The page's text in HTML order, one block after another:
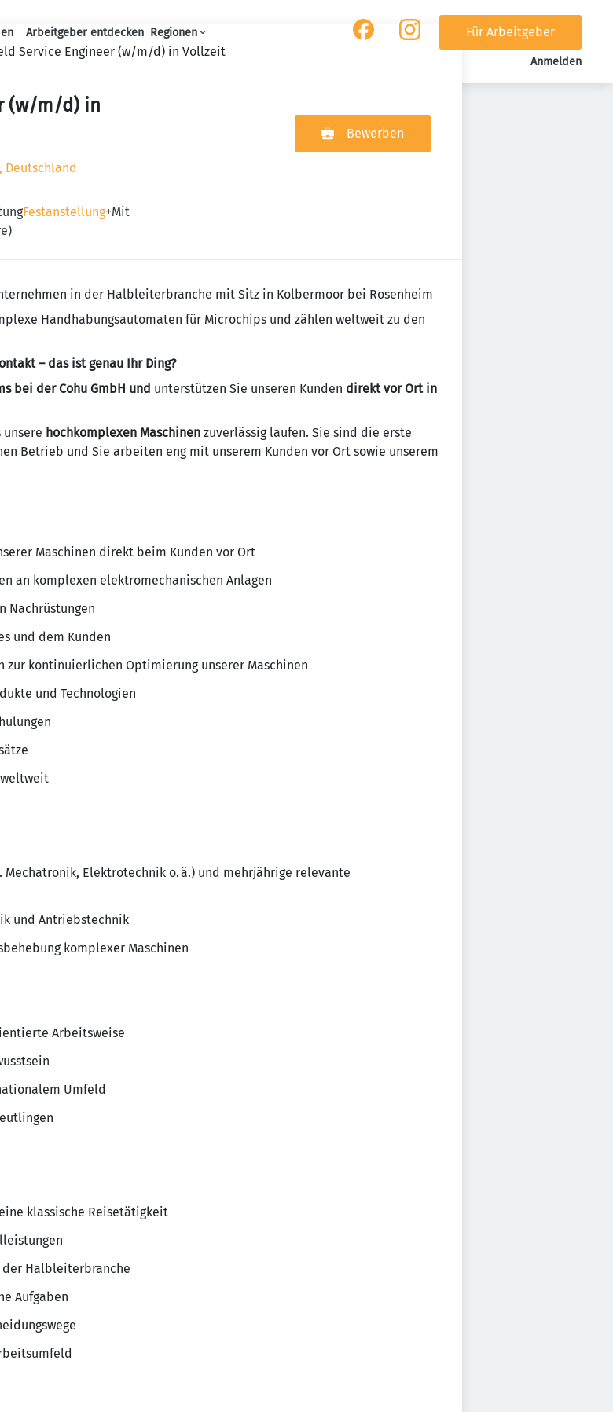
Haupt-Navigation
Arbeitgeber entdecken Regionen
Für Arbeitgeber
Anmelden
Service Engineer (w/m/d) in Vollzeit
(w/m/d) in
Deutschland
Festanstellung+Mit
Bewerben
in der Halbleiterbranche mit Sitz in Kolbermoor bei Rosenheim
Handhabungsautomaten für Microchips und zählen weltweit zu den
– das ist genau Ihr Ding?
bei der Cohu GmbH und unterstützen Sie unseren Kunden direkt vor Ort in
unsere hochkomplexen Maschinen zuverlässig laufen. Sie sind die erste
Betrieb und Sie arbeiten eng mit unserem Kunden vor Ort sowie unserem
Maschinen direkt beim Kunden vor Ort
an komplexen elektromechanischen Anlagen
Nachrüstungen
und dem Kunden
zur kontinuierlichen Optimierung unserer Maschinen
und Technologien
Mechatronik, Elektrotechnik o. ä.) und mehrjährige relevante
und Antriebstechnik
komplexer Maschinen
Arbeitsweise
Umfeld
klassische Reisetätigkeit
Halbleiterbranche
Aufgaben